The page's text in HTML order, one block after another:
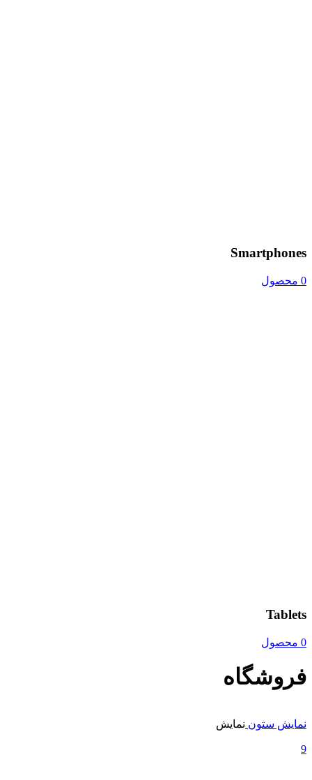
Smartphones
0 محصول
Tablets
0 محصول
فروشگاه
نمایش ستون نمایش
9